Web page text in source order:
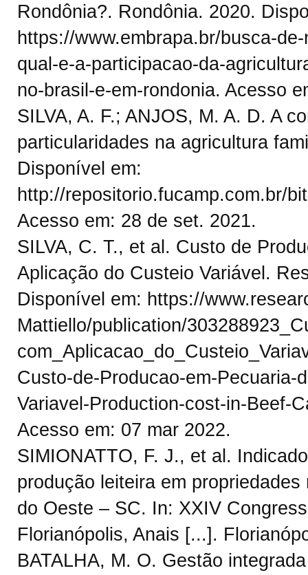
Rondônia?. Rondônia. 2020.
https://www.embrapa.br/busca-
qual-e-a-participacao-da-
no-brasil-e-em-rondonia. Acesso
SILVA, A. F.; ANJOS, M. A. D. A
particularidades na agricultura
Disponível em:
http://repositorio.fucamp.com.br/
Acesso em: 28 de set. 2021.
SILVA, C. T., et al. Custo de
Aplicação do Custeio Variável.
Disponível em: https://
Mattiello/publication/
Custo-de-Producao-em-
Variavel-Production-cost-in-Beef-
Acesso em: 07 mar 2022.
SIMIONATTO, F. J., et al.
produção leiteira em
do Oeste – SC. In: XXIV
Florianópolis, Anais [...].
BATALHA, M. O. Gestão